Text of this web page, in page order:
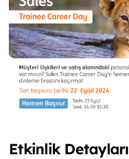
Etkinlik Detayları